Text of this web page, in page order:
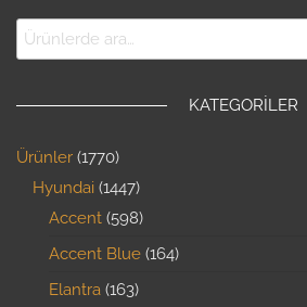
KATEGORILER
Ürünler 1770
Hyundai 1447
Accent 598
Accent Blue 164
Elantra 163